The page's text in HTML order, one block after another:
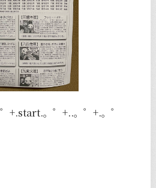
+.start.。゜+..。゜+.。゜